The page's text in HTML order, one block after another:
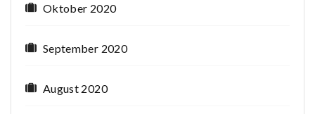
Oktober 2020
September 2020
August 2020